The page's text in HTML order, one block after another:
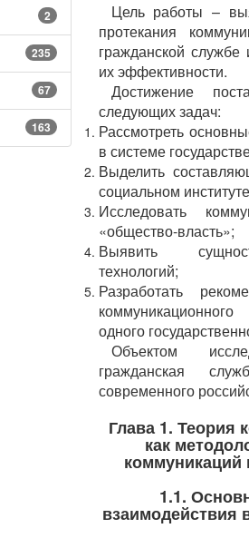
2
235
67
163
Цель работы –
протекания
гражданской
их эффективности.
Достижение
следующих задач:
Рассмотреть
в системе
Выделить
социальном
Исследовать
«общество-власть»;
Выявить
технологий;
Разработать
одного
Объектом
гражданская
современного
Глава 1. Теория
как
коммуникаций
1.1.
взаимодействия